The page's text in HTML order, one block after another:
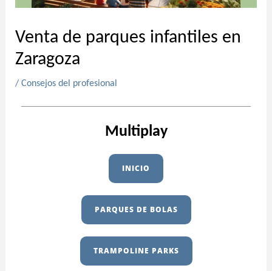
Venta de parques infantiles en
Zaragoza
/ Consejos del profesional
Multiplay
INICIO
PARQUES DE BOLAS
TRAMPOLINE PARKS